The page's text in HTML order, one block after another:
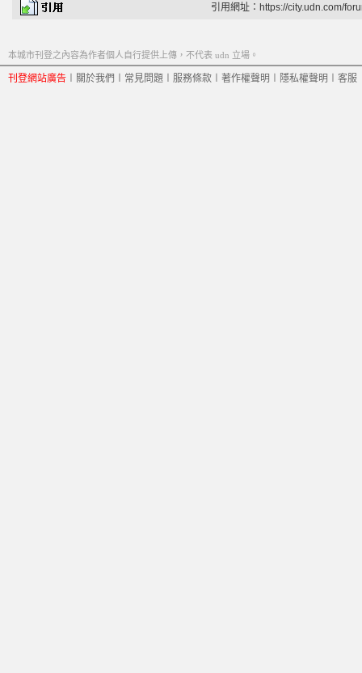
引用網址：https://city.udn.com/
本城市刊登之內容為作者個人自行提供上傳，不代表 udn 立場。
刊登網站廣告 關於我們 常見問題 服務條款 著作權聲明 隱私權聲明 客服